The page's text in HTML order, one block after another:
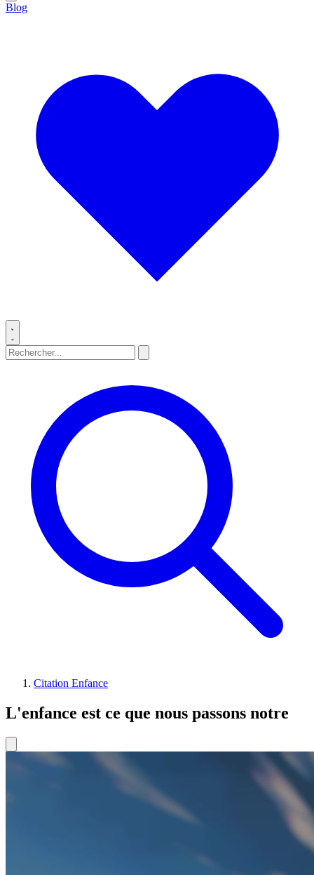
Blog
Citation Enfance
L'enfance est ce que nous passons notre